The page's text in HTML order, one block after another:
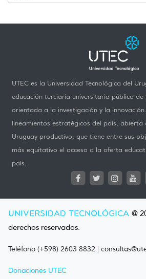
UTEC es la Universidad Tecnológica del
educación terciaria universitaria pública
orientada a la investigación y la
lineamientos estratégicos del país, abierta
Uruguay productivo, que tiene entre sus
más equitativo el acceso a la oferta
país.
UNIVERSIDAD TECNOLÓGICA @
derechos reservados.
Teléfono (+598) 2603 8832 |
Donaciones UTEC